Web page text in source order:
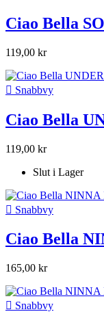
Ciao Bella
119,00 kr
 Snabbvy
Ciao Bella
119,00 kr
Slut i Lager
 Snabbvy
Ciao Bella
165,00 kr
 Snabbvy